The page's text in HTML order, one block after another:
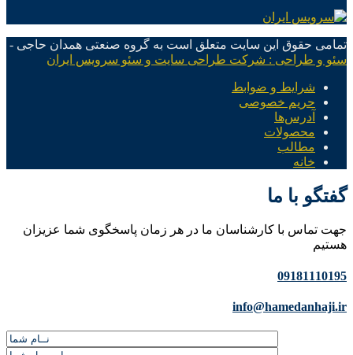
تمامی حقوق این سایت متعلق است به گروه صنعتی همدان حاجی -
سئو و طراحی : شرکت طراحی سایت و سئو سرویس ایران
شرایط و ضوابط
حریم خصوصی
آدرس‌ها
محصولات
مطالب
خانه
گفتگو با ما
جهت تماس با کارشناسان ما در هر زمان پاسخگوی شما عزیزان
هستیم
09181110195
info@hamedanhaji.ir